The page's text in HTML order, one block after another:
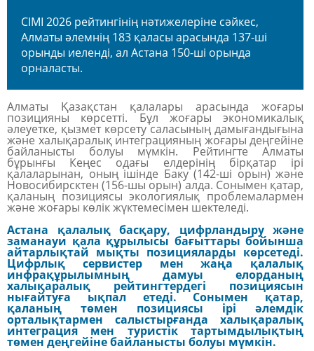
CIMI 2026 рейтингінің нәтижелеріне сәйкес,
Алматы әлемнің 183 қаласы арасында 137-ші
орынды иеленді, ал Астана 150-ші орында
орналасты.
Алматы Қазақстан қалалары арасында жоғары
позицияны көрсетті. Бұл жоғары экономикалық
әлеуетке, қызмет көрсету саласының дамығандығына
және халықаралық интеграцияның жоғары деңгейіне
байланысты болуы мүмкін. Рейтингте Алматы
бұрынғы Кеңес одағы елдерінің бірқатар ірі
қалаларынан, оның ішінде Баку (142-ші орын) және
Новосибирсктен (156-шы орын) алда. Сонымен қатар,
қаланың позициясы экологиялық проблемалармен
және жоғары көлік жүктемесімен шектеледі.
Астана қалалық басқару, цифрландыру және
заманауи қала құрылысы бағыттары бойынша
айтарлықтай мықты позицияларды көрсетеді.
Цифрлық сервистер мен жаңа қалалық
инфрақұрылымның дамуы елорданың
халықаралық рейтингтердегі позициясын
нығайтуға ықпал етеді. Сонымен қатар,
қаланың төмен позициясы ірі әлемдік
орталықтармен салыстырғанда халықаралық
интеграция мен туристік тартымдылықтың
төмен деңгейіне байланысты болуы мүмкін.